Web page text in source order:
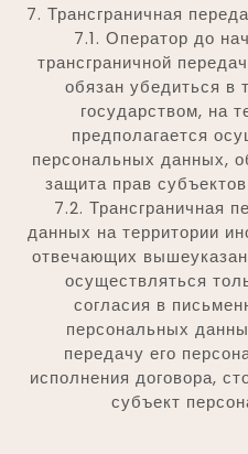
7. Трансграничная
7.1. Оператор до
трансграничной
обязан убедиться в
государством, на
предполагается
персональных данных,
защита прав
7.2. Трансграничная
данных на территории
отвечающих
осуществляться
согласия в
персональных
передачу его
исполнения договора,
субъект